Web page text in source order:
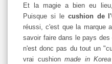
Et la magie a bien eu
Puisque si le cushion de
réussi, c'est que la marque
savoir faire dans le pays
n'est donc pas du tout un
vrai cushionmade in Korea